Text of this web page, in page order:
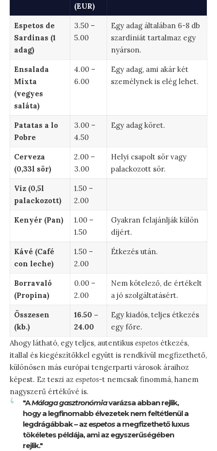
(EUR)
Espetos de
Sardinas (1
adag)
3.50 –
5.00
Egy adag általában 6-8 db
szardíniát tartalmaz egy
nyárson.
Ensalada
Mixta
(vegyes
saláta)
4.00 –
6.00
Egy adag, ami akár két
személynek is elég lehet.
Patatas a lo
Pobre
3.00 –
4.50
Egy adag köret.
Cerveza
(0,33l sör)
2.00 –
3.00
Helyi csapolt sör vagy
palackozott sör.
Víz (0,5l
palackozott)
1.50 –
2.00
Kenyér (Pan)
1.00 –
1.50
Gyakran felajánlják külön
díjért.
Kávé (Café
con leche)
1.50 –
2.00
Étkezés után.
Borravaló
(Propina)
0.00 –
2.00
Nem kötelező, de értékelt
a jó szolgáltatásért.
Összesen
(kb.)
16.50 –
24.00
Egy kiadós, teljes étkezés
egy főre.
Ahogy látható, egy teljes, autentikus espetos étkezés,
itallal és kiegészítőkkel együtt is rendkívül megfizethető,
különösen más európai tengerparti városok áraihoz
képest. Ez teszi az espetos-t nemcsak finommá, hanem
nagyszerű értékűvé is.
"AMálaga gasztronómiavarázsa abban rejlik,
hogy a legfinomabb élvezetek nem feltétlenül a
legdrágábbak – azespetosa megfizethető luxus
tökéletes példája, ami az egyszerűségében
rejlik."